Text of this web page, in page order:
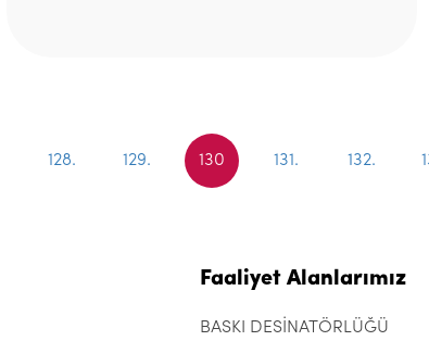
128. 129. 130 131. 132.
Faaliyet Alanlarımız
BASKI DESİNATÖRLÜĞÜ